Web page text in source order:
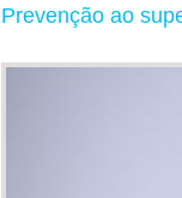
Prevenção ao